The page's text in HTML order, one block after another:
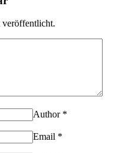
Author *
Email *